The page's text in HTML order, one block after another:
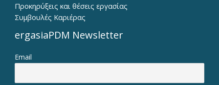
Προκηρύξεις και θέσεις εργασίας
Συμβουλές Καριέρας
ergasiaPDM Newsletter
Email